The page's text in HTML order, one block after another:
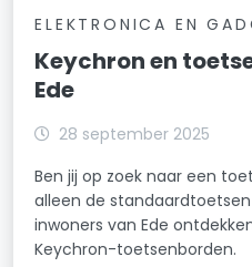
ELEKTRONICA EN
Keychron en
Ede
28 september 2025
Ben jij op zoek naar een
alleen de
inwoners van Ede
Keychron-toetsenborden.